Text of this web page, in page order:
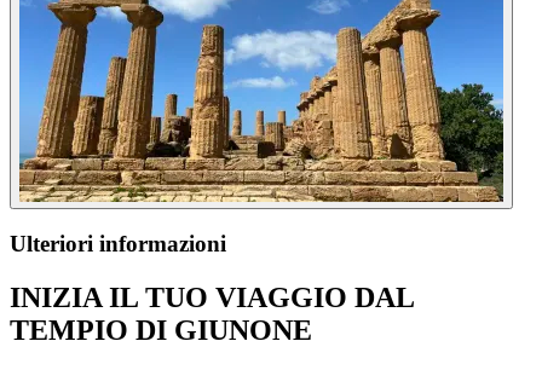
Ulteriori informazioni
INIZIA IL TUO VIAGGIO DAL
TEMPIO DI GIUNONE